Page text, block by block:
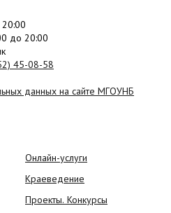
до 20:00
45-08-58
данных на сайте МГОУНБ
Онлайн-услуги
Краеведение
Проекты. Конкурсы